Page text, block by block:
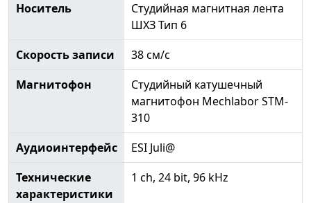
Носитель
Студийная магнитная лента
ШХЗ Тип 6
Скорость записи
38 см/с
Магнитофон
Студийный катушечный
магнитофон Mechlabor STM-
310
Аудиоинтерфейс
ESI Juli@
Технические
характеристики
1 ch, 24 bit, 96 kHz